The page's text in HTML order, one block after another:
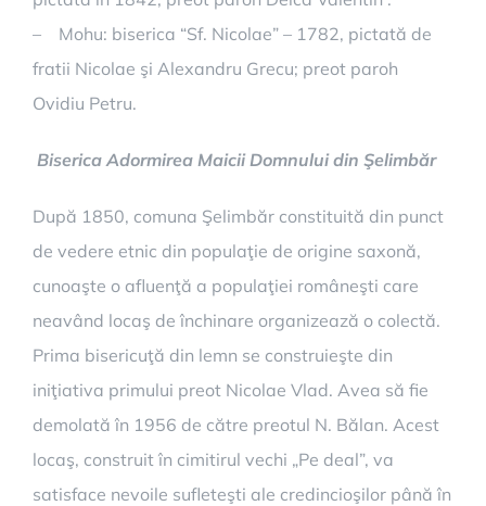
– Mohu: biserica “Sf. Nicolae” – 1782, pictată de
fratii Nicolae şi Alexandru Grecu; preot paroh
Ovidiu Petru.
Biserica Adormirea Maicii Domnului din Şelimbăr
După 1850, comuna Şelimbăr constituită din punct
de vedere etnic din populaţie de origine saxonă,
cunoaşte o afluenţă a populaţiei româneşti care
neavând locaş de închinare organizează o colectă.
Prima bisericuţă din lemn se construieşte din
iniţiativa primului preot Nicolae Vlad. Avea să fie
demolată în 1956 de către preotul N. Bălan. Acest
locaş, construit în cimitirul vechi „Pe deal”, va
satisface nevoile sufleteşti ale credincioşilor până în